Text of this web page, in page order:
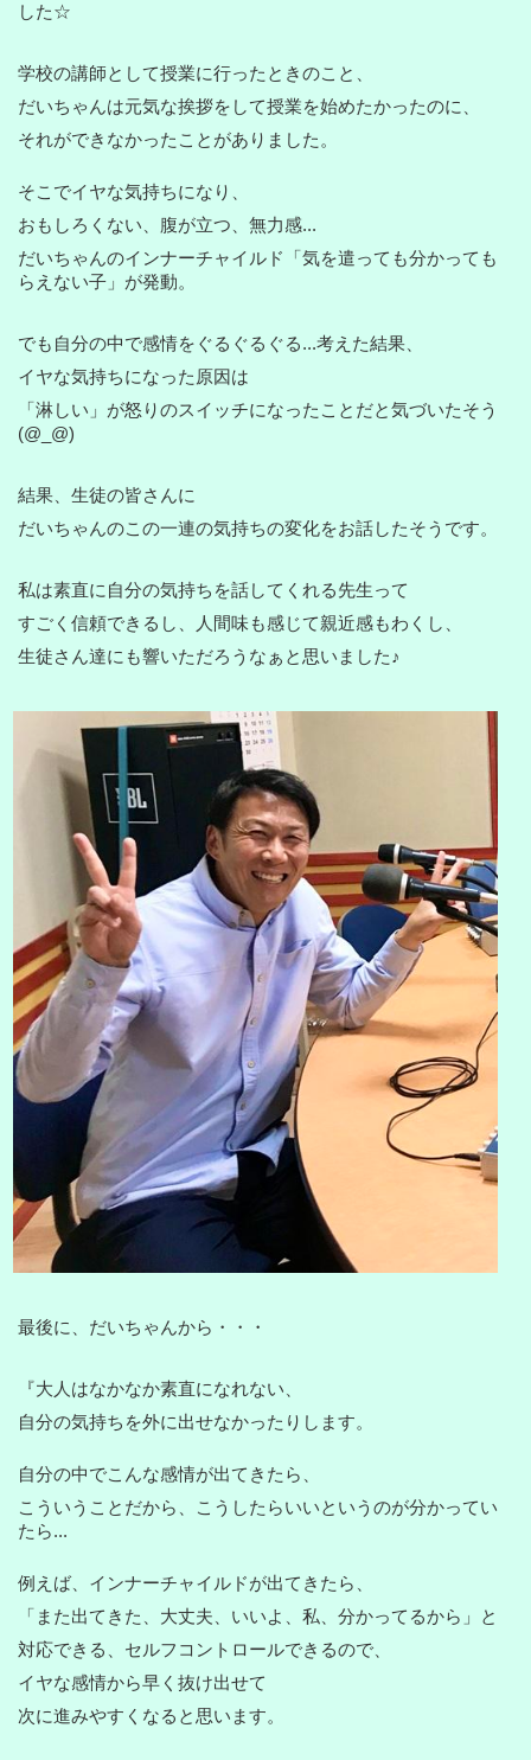
した☆
学校の講師として授業に行ったときのこと、
だいちゃんは元気な挨拶をして授業を始めたかったのに、
それができなかったことがありました。
そこでイヤな気持ちになり、
おもしろくない、腹が立つ、無力感...
だいちゃんのインナーチャイルド「気を遣っても分かっても
らえない子」が発動。
でも自分の中で感情をぐるぐるぐる...考えた結果、
イヤな気持ちになった原因は
「淋しい」が怒りのスイッチになったことだと気づいたそう
(@_@)
結果、生徒の皆さんに
だいちゃんのこの一連の気持ちの変化をお話したそうです。
私は素直に自分の気持ちを話してくれる先生って
すごく信頼できるし、人間味も感じて親近感もわくし、
生徒さん達にも響いただろうなぁと思いました♪
最後に、だいちゃんから・・・
『大人はなかなか素直になれない、
自分の気持ちを外に出せなかったりします。
自分の中でこんな感情が出てきたら、
こういうことだから、こうしたらいいというのが分かってい
たら...
例えば、インナーチャイルドが出てきたら、
「また出てきた、大丈夫、いいよ、私、分かってるから」と
対応できる、セルフコントロールできるので、
イヤな感情から早く抜け出せて
次に進みやすくなると思います。